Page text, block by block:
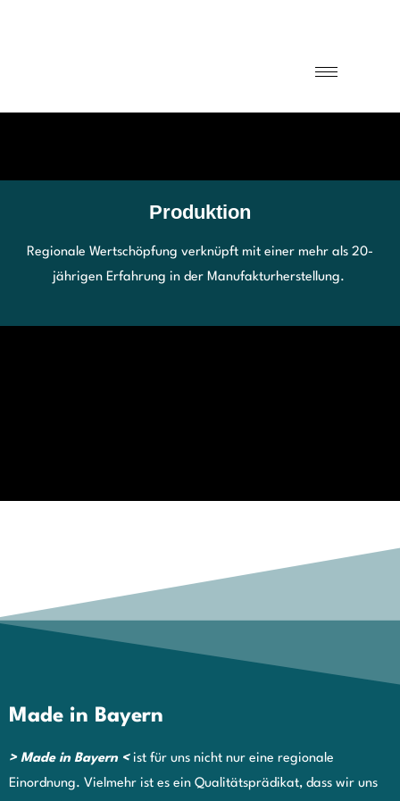
Produktion
Regionale Wertschöpfung verknüpft mit einer mehr als 20-
jährigen Erfahrung in der Manufakturherstellung.
Made in Bayern
> Made in Bayern <ist für uns nicht nur eine regionale
Einordnung. Vielmehr ist es ein Qualitätsprädikat, dass wir uns